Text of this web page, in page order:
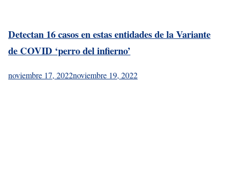
Detectan 16 casos en estas entidades de la Variante
de COVID ‘perro del infierno’
noviembre 17, 2022noviembre 19, 2022